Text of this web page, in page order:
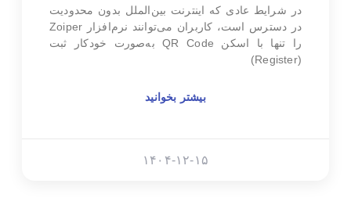
در شرایط عادی که اینترنت بین‌الملل بدون محدودیت
در دسترس است، کاربران می‌توانند نرم‌افزار Zoiper
را تنها با اسکن QR Code به‌صورت خودکار ثبت
(Register)
بیشتر بخوانید
۱۴۰۴-۱۲-۱۵